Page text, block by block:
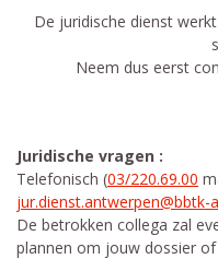
De juridische dienst
Neem dus eerst
Juridische vragen :
Telefonisch (03/220.69.00
jur.dienst.antwerpen@bbtk-
De betrokken collega zal
plannen om jouw dossier